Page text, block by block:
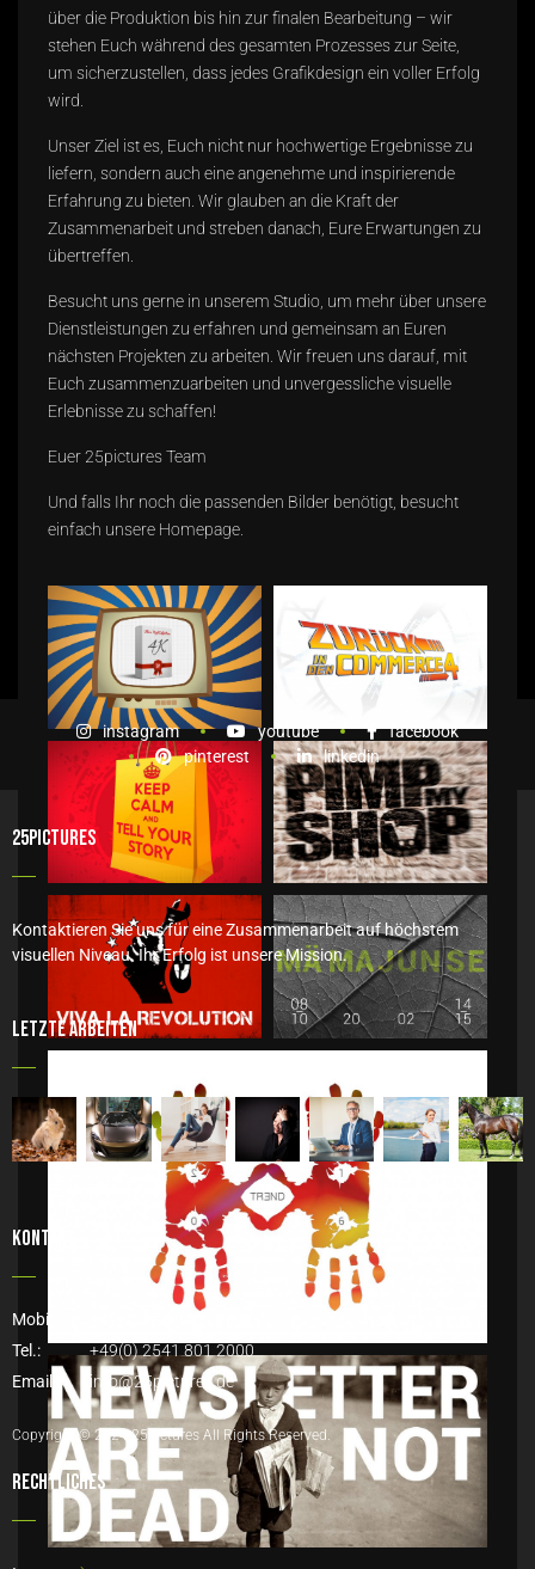
über die Produktion bis hin zur finalen Bearbeitung – wir
stehen Euch während des gesamten Prozesses zur Seite,
um sicherzustellen, dass jedes Grafikdesign ein voller Erfolg
wird.
Unser Ziel ist es, Euch nicht nur hochwertige Ergebnisse zu
liefern, sondern auch eine angenehme und inspirierende
Erfahrung zu bieten. Wir glauben an die Kraft der
Zusammenarbeit und streben danach, Eure Erwartungen zu
übertreffen.
Besucht uns gerne in unserem Studio, um mehr über unsere
Dienstleistungen zu erfahren und gemeinsam an Euren
nächsten Projekten zu arbeiten. Wir freuen uns darauf, mit
Euch zusammenzuarbeiten und unvergessliche visuelle
Erlebnisse zu schaffen!
Euer 25pictures Team
Und falls Ihr noch die passenden Bilder benötigt, besucht
einfach unsere Homepage.
instagram youtube
facebook
pinterest
linkedin
25PICTURES
Kontaktieren Sie uns für eine Zusammenarbeit auf höchstem
visuellen Niveau. Ihr Erfolg ist unsere Mission.
Letzte Arbeiten
Kontakt
Mobil:
Tel.:
+49(0) 2541 801 2000
Email:
info@25pictures.de
Copyright © 2024 25pictures All Rights Reserved.
Rechtliches